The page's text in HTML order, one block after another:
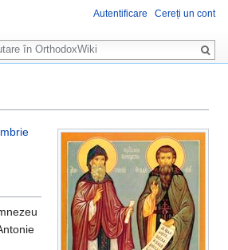
Autentificare Cereți un cont